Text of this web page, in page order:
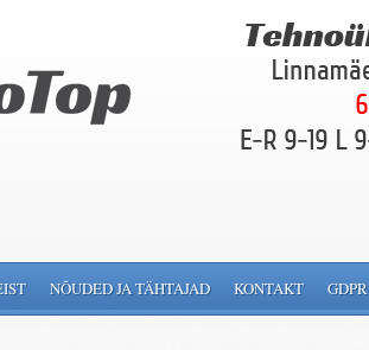
NÕUDED JA TÄHTAJAD KONTAKT GDPR